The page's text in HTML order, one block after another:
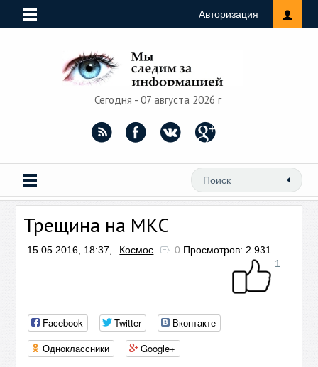
Авторизация
Сегодня - 07 августа 2026 г
Трещина на МКС
15.05.2016, 18:37, Космос 0 Просмотров: 2 931
1
Facebook Twitter
Вконтакте
Одноклассники
Google+